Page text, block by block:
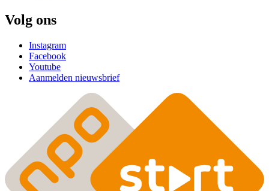
Volg ons
Instagram
Facebook
Youtube
Aanmelden nieuwsbrief